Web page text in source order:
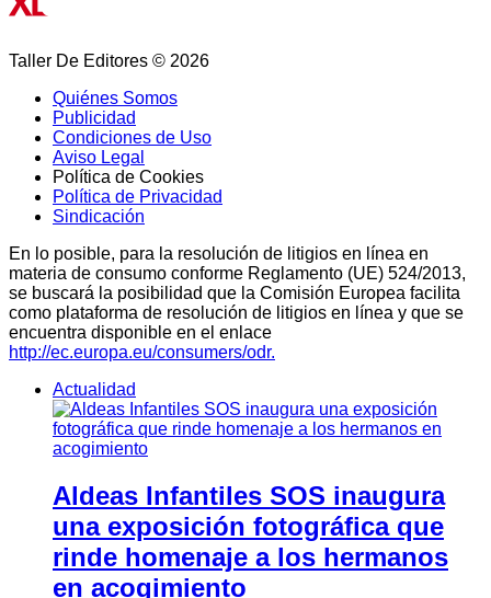
Taller De Editores © 2026
Quiénes Somos
Publicidad
Condiciones de Uso
Aviso Legal
Política de Cookies
Política de Privacidad
Sindicación
En lo posible, para la resolución de litigios en línea en
materia de consumo conforme Reglamento (UE) 524/2013,
se buscará la posibilidad que la Comisión Europea facilita
como plataforma de resolución de litigios en línea y que se
encuentra disponible en el enlace
http://ec.europa.eu/consumers/odr.
Actualidad
Aldeas Infantiles SOS inaugura
una exposición fotográfica que
rinde homenaje a los hermanos
en acogimiento